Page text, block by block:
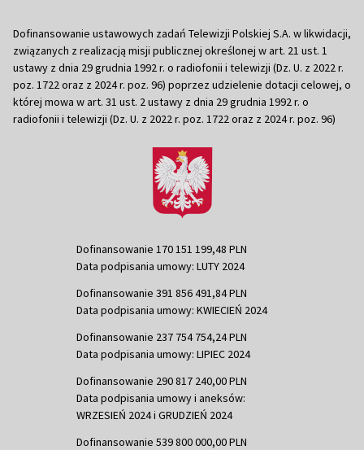
Dofinansowanie ustawowych zadań Telewizji Polskiej S.A. w likwidacji,
związanych z realizacją misji publicznej określonej w art. 21 ust. 1
ustawy z dnia 29 grudnia 1992 r. o radiofonii i telewizji (Dz. U. z 2022 r.
poz. 1722 oraz z 2024 r. poz. 96) poprzez udzielenie dotacji celowej, o
której mowa w art. 31 ust. 2 ustawy z dnia 29 grudnia 1992 r. o
radiofonii i telewizji (Dz. U. z 2022 r. poz. 1722 oraz z 2024 r. poz. 96)
Dofinansowanie 170 151 199,48 PLN
Data podpisania umowy: LUTY 2024
Dofinansowanie 391 856 491,84 PLN
Data podpisania umowy: KWIECIEŃ 2024
Dofinansowanie 237 754 754,24 PLN
Data podpisania umowy: LIPIEC 2024
Dofinansowanie 290 817 240,00 PLN
Data podpisania umowy i aneksów:
WRZESIEŃ 2024 i GRUDZIEŃ 2024
Dofinansowanie 539 800 000,00 PLN